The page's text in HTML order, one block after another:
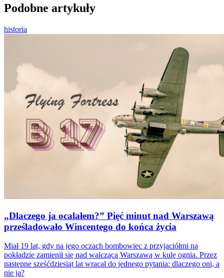
Podobne artykuły
historia
„Dlaczego ja ocalałem?” Pięć minut nad Warszawą
prześladowało Wincentego do końca życia
Miał 19 lat, gdy na jego oczach bombowiec z przyjaciółmi na
pokładzie zamienił się nad walczącą Warszawą w kulę ognia. Przez
następne sześćdziesiąt lat wracał do jednego pytania: dlaczego oni, a
nie ja?